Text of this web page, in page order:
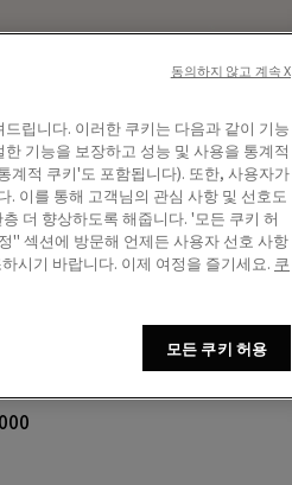
타와 힐탭 화이트 레더 여성 볼
립니다. 이러한 쿠키는 다음과 같이 기능
기능을 보장하고 성능 및 사용을 통계적
계적 쿠키'도 포함됩니다). 또한, 사용자가
이를 통해 고객님의 관심 사항 및 선호도
더 향상하도록 해줍니다. '모든 쿠키 허
" 섹션에 방문해 언제든 사용자 선호 사항
시기 바랍니다. 이제 여정을 즐기세요. 쿠
모든 쿠키 허용
동의하지 않고 계속 X